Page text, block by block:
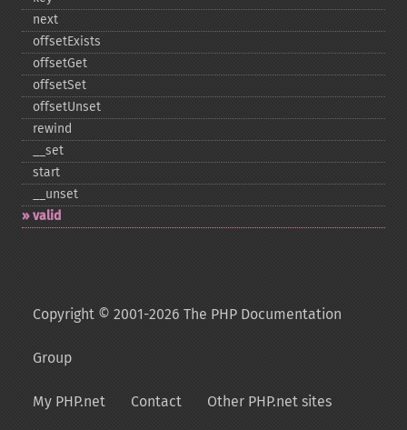
next
offsetExists
offsetGet
offsetSet
offsetUnset
rewind
_​_​set
start
_​_​unset
valid
Copyright © 2001-2026 The PHP Documentation
Group
My PHP.net Contact Other PHP.net sites